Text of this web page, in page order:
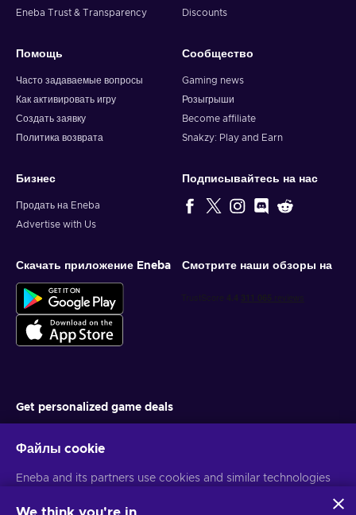
Eneba Trust & Transparency
Discounts
Помощь
Часто задаваемые вопросы
Как активировать игру
Создать заявку
Политика возврата
Сообщество
Gaming news
Розыгрыши
Become affiliate
Snakzy: Play and Earn
Бизнес
Продать на Eneba
Advertise with Us
Подписывайтесь на нас
Скачать приложение Eneba Смотрите наши обзоры на
Get personalized game deals
information
Файлы cookie
Eneba and its partners use cookies and similar technologies
website. We use this information to enhance content,
We think you're in